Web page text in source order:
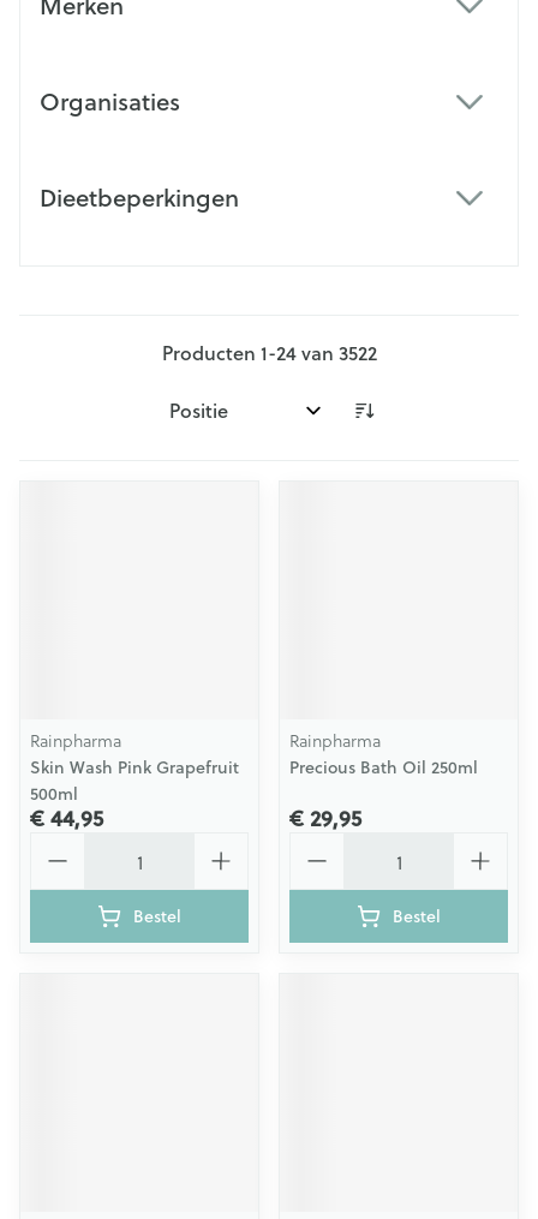
Organisaties
Dieetbeperkingen
Producten 1-24van 3522
Sorteer op:
Rainpharma
Skin Wash Pink Grapefruit
500ml
€ 44,95
Bestel
Rainpharma
Precious Bath Oil 250ml
€ 29,95
Bestel